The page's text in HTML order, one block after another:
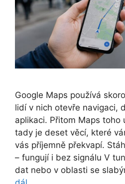
Google Maps používá
lidí v nich otevře navigaci,
aplikaci. Přitom Maps toho
tady je deset věcí, které
vás příjemně překvapí.
– fungují i bez signálu V
dat nebo v oblasti se